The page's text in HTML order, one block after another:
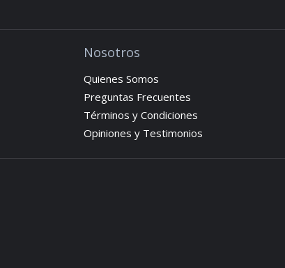
Nosotros
Quienes Somos
Preguntas Frecuentes
Términos y Condiciones
Opiniones y Testimonios